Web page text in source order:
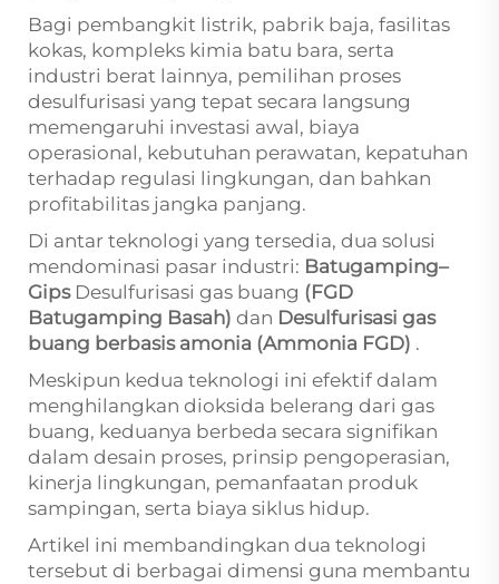
Bagi pembangkit listrik, pabrik baja, fasilitas
kokas, kompleks kimia batu bara, serta
industri berat lainnya, pemilihan proses
desulfurisasi yang tepat secara langsung
memengaruhi investasi awal, biaya
operasional, kebutuhan perawatan, kepatuhan
terhadap regulasi lingkungan, dan bahkan
profitabilitas jangka panjang.
Di antar teknologi yang tersedia, dua solusi
mendominasi pasar industri: Batugamping–
Gips Desulfurisasi gas buang (FGD
Batugamping Basah) dan Desulfurisasi gas
buang berbasis amonia (Ammonia FGD) .
Meskipun kedua teknologi ini efektif dalam
menghilangkan dioksida belerang dari gas
buang, keduanya berbeda secara signifikan
dalam desain proses, prinsip pengoperasian,
kinerja lingkungan, pemanfaatan produk
sampingan, serta biaya siklus hidup.
Artikel ini membandingkan dua teknologi
tersebut di berbagai dimensi guna membantu